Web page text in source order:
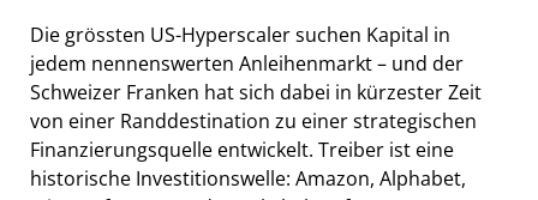
Die grössten US-Hyperscaler suchen Kapital in
jedem nennenswerten Anleihenmarkt – und der
Schweizer Franken hat sich dabei in kürzester Zeit
von einer Randdestination zu einer strategischen
Finanzierungsquelle entwickelt. Treiber ist eine
historische Investitionswelle: Amazon, Alphabet,